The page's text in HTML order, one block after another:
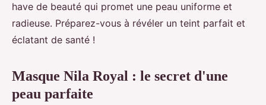
have de beauté qui promet une peau uniforme et
radieuse. Préparez-vous à révéler un teint parfait et
éclatant de santé !
Masque Nila Royal : le secret d'une
peau parfaite